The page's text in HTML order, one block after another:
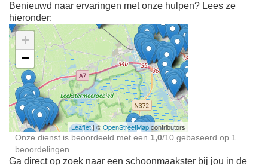
Benieuwd naar ervaringen met onze hulpen? Lees ze
hieronder:
Ontdek meer ervaringen
Schoonmaakster bij
jou in de buurt
+
−
Leaflet| ©OpenStreetMapcontributors
Onze dienst is beoordeeld met een 1,0/10 gebaseerd op 1
beoordelingen
Ga direct op zoek naar een schoonmaakster bij jou in de